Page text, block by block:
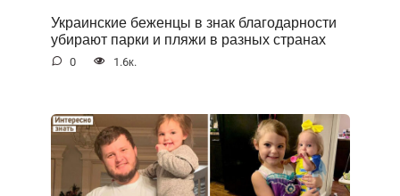
Украинские беженцы в знак благодарности
убирают парки и пляжи в разных странах
0 1.6к.